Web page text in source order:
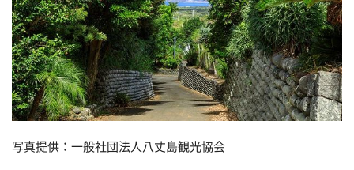
写真提供：一般社団法人八丈島観光協会